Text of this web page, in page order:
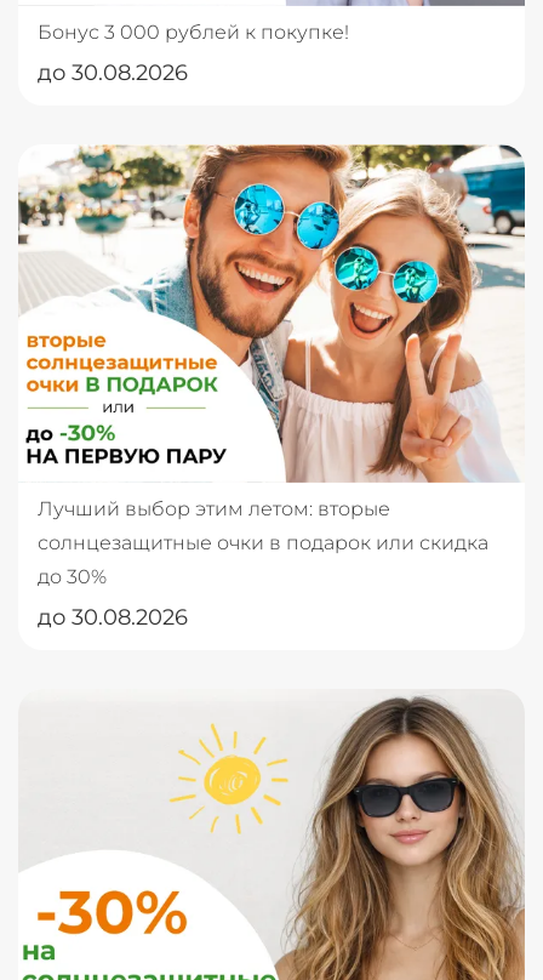
Бонус 3 000 рублей к покупке!
до 30.08.2026
Лучший выбор этим летом: вторые
солнцезащитные очки в подарок или скидка
до 30%
до 30.08.2026